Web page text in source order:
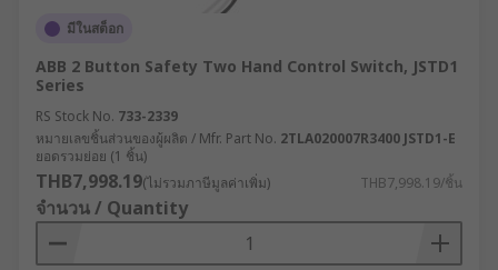
มีในสต็อก
ABB 2 Button Safety Two Hand Control Switch, JSTD1
Series
RS Stock No. 733-2339
หมายเลขชิ้นส่วนของผู้ผลิต / Mfr. Part No. 2TLA020007R3400 JSTD1-E
ยอดรวมย่อย (1 ชิ้น)
THB7,998.19(ไม่รวมภาษีมูลค่าเพิ่ม) THB7,998.19/ชิ้น
จำนวน / Quantity